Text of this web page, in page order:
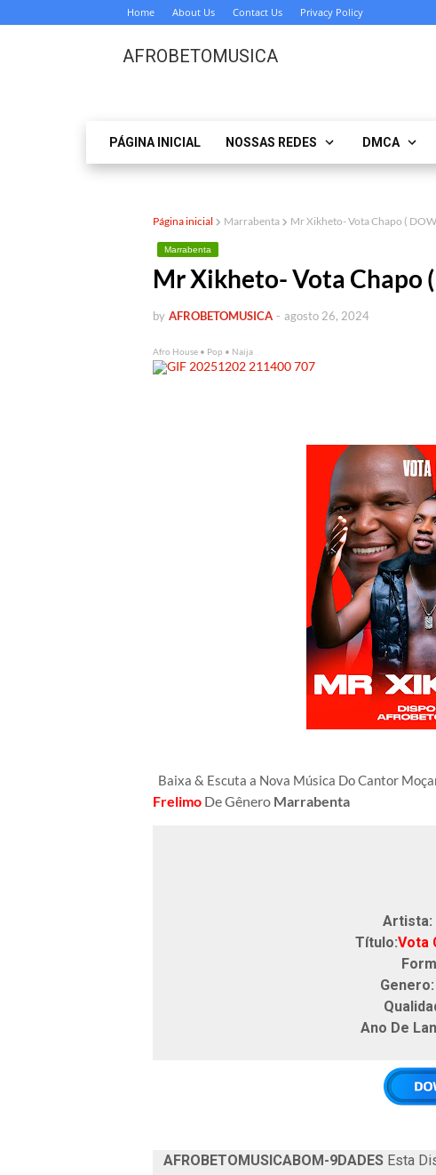
Home About Us Contact Us Privacy Policy
AFROBETOMUSICA
PÁGINA INICIAL NOSSAS REDES DMCA
Página inicial Marrabenta Mr Xikheto- Vota Chapo (
Marrabenta
Mr Xikheto- Vota Chapo
by AFROBETOMUSICA - agosto 26, 2024
Afro House • Pop • Naija
Baixa & Escuta a Nova Música Do Cantor
Frelimo De Gênero Marrabenta
Artista:
Título:Vota
Ano De
AFROBETOMUSICABOM-9DADES Esta